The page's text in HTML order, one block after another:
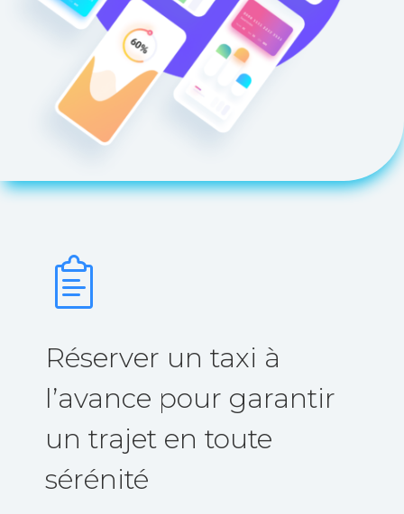
Réserver un taxi à
l’avance pour garantir
un trajet en toute
sérénité